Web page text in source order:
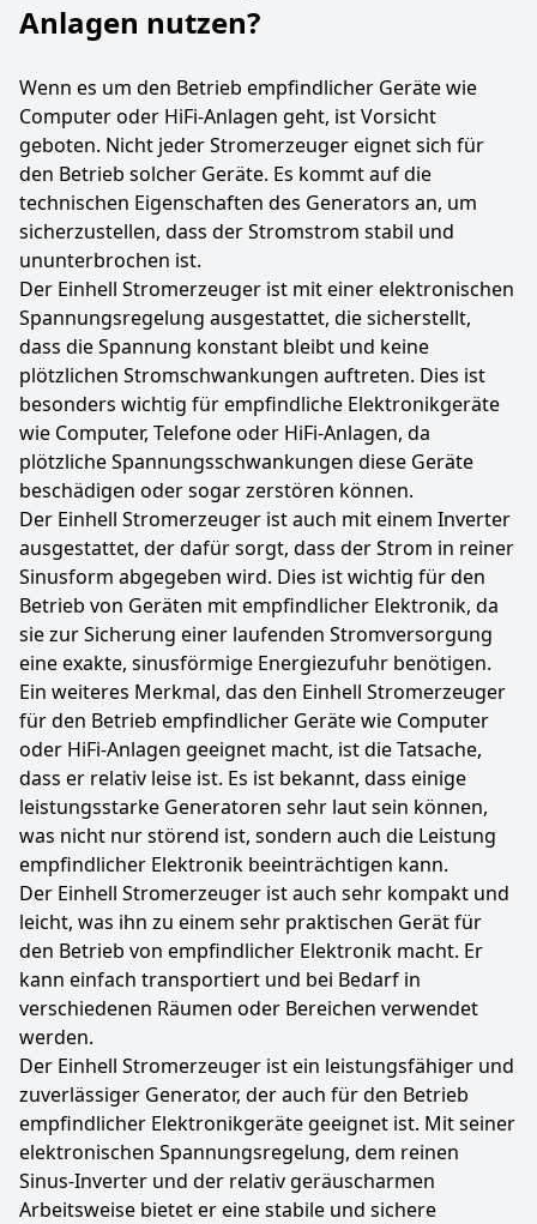
Anlagen nutzen?
Wenn es um den Betrieb empfindlicher Geräte wie
Computer oder HiFi-Anlagen geht, ist Vorsicht
geboten. Nicht jeder Stromerzeuger eignet sich für
den Betrieb solcher Geräte. Es kommt auf die
technischen Eigenschaften des Generators an, um
sicherzustellen, dass der Stromstrom stabil und
ununterbrochen ist.
Der Einhell Stromerzeuger ist mit einer elektronischen
Spannungsregelung ausgestattet, die sicherstellt,
dass die Spannung konstant bleibt und keine
plötzlichen Stromschwankungen auftreten. Dies ist
besonders wichtig für empfindliche Elektronikgeräte
wie Computer, Telefone oder HiFi-Anlagen, da
plötzliche Spannungsschwankungen diese Geräte
beschädigen oder sogar zerstören können.
Der Einhell Stromerzeuger ist auch mit einem Inverter
ausgestattet, der dafür sorgt, dass der Strom in reiner
Sinusform abgegeben wird. Dies ist wichtig für den
Betrieb von Geräten mit empfindlicher Elektronik, da
sie zur Sicherung einer laufenden Stromversorgung
eine exakte, sinusförmige Energiezufuhr benötigen.
Ein weiteres Merkmal, das den Einhell Stromerzeuger
für den Betrieb empfindlicher Geräte wie Computer
oder HiFi-Anlagen geeignet macht, ist die Tatsache,
dass er relativ leise ist. Es ist bekannt, dass einige
leistungsstarke Generatoren sehr laut sein können,
was nicht nur störend ist, sondern auch die Leistung
empfindlicher Elektronik beeinträchtigen kann.
Der Einhell Stromerzeuger ist auch sehr kompakt und
leicht, was ihn zu einem sehr praktischen Gerät für
den Betrieb von empfindlicher Elektronik macht. Er
kann einfach transportiert und bei Bedarf in
verschiedenen Räumen oder Bereichen verwendet
werden.
Der Einhell Stromerzeuger ist ein leistungsfähiger und
zuverlässiger Generator, der auch für den Betrieb
empfindlicher Elektronikgeräte geeignet ist. Mit seiner
elektronischen Spannungsregelung, dem reinen
Sinus-Inverter und der relativ geräuscharmen
Arbeitsweise bietet er eine stabile und sichere